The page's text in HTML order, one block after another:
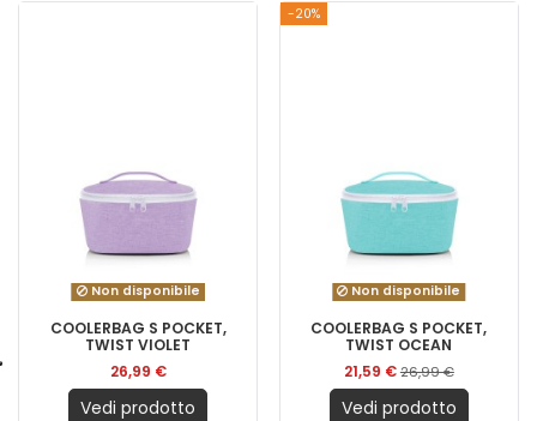
Non disponibile
COOLERBAG S POCKET,
TWIST VIOLET
26,99 €
Vedi prodotto
-20%
Non disponibile
COOLERBAG S POCKET,
TWIST OCEAN
21,59 €26,99 €
Vedi prodotto